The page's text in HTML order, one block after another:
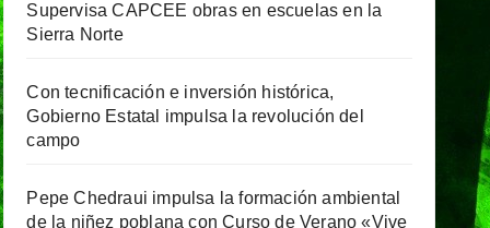
Supervisa CAPCEE obras en escuelas en la
Sierra Norte
Con tecnificación e inversión histórica,
Gobierno Estatal impulsa la revolución del
campo
Pepe Chedraui impulsa la formación ambiental
de la niñez poblana con Curso de Verano «Vive